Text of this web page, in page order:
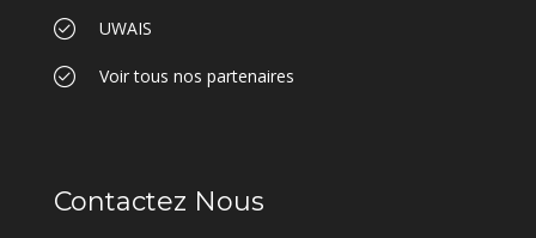
UWAIS
Voir tous nos partenaires
Contactez Nous